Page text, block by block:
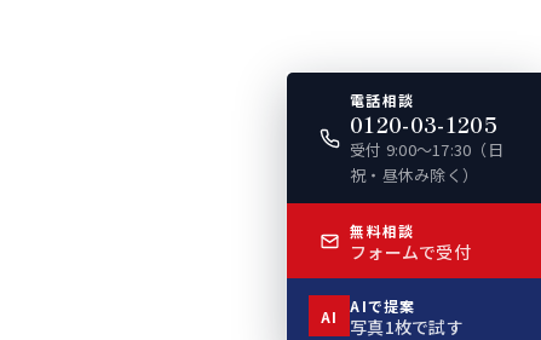
電話相談
0120-03-1205
受付 9:00〜17:30（日
祝・昼休み除く）
無料相談
フォームで受付
AI AIで提案
写真1枚で試す